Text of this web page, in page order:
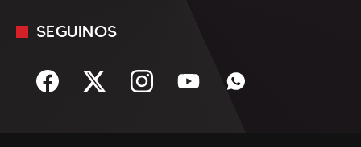
Sociedad
Mediakit
Términos y condiciones
SEGUINOS